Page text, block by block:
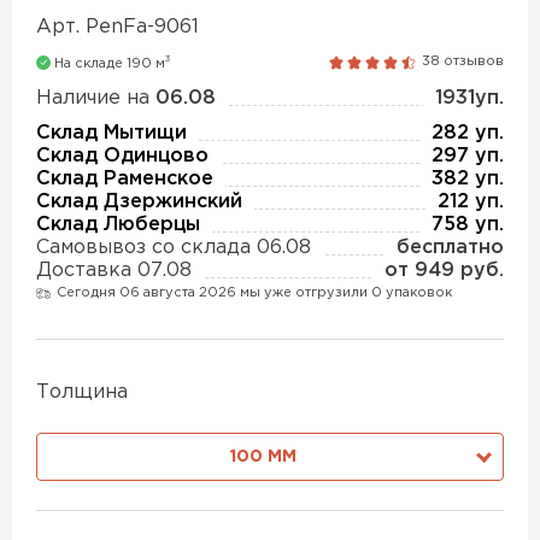
Арт. PenFa-9061
На складе 190 м3 38 отзывов
Наличие на 06.08
1931уп.
Склад Мытищи
282 уп.
Склад Одинцово
297 уп.
Склад Раменское
382 уп.
Склад Дзержинский
212 уп.
Склад Люберцы
758 уп.
Самовывоз со склада 06.08
бесплатно
Доставка 07.08
от 949 руб.
Сегодня 06 августа 2026 мы уже отгрузили 0 упаковок
Толщина
100 ММ
Утеплитель Дирок
ПЕРЕЙТИ
Утеплитель Белтеп
ПЕРЕЙТИ
Утеплитель Урса
Утеплитель Isoroc
Утеплитель Изовол